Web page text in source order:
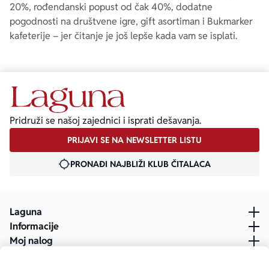
20%, rođendanski popust od čak 40%, dodatne
pogodnosti na društvene igre, gift asortiman i Bukmarker
kafeterije – jer čitanje je još lepše kada vam se isplati.
Pridruži se našoj zajednici i isprati dešavanja.
PRIJAVI SE NA NEWSLETTER LISTU
PRONAĐI NAJBLIŽI KLUB ČITALACA
Laguna
Informacije
Moj nalog